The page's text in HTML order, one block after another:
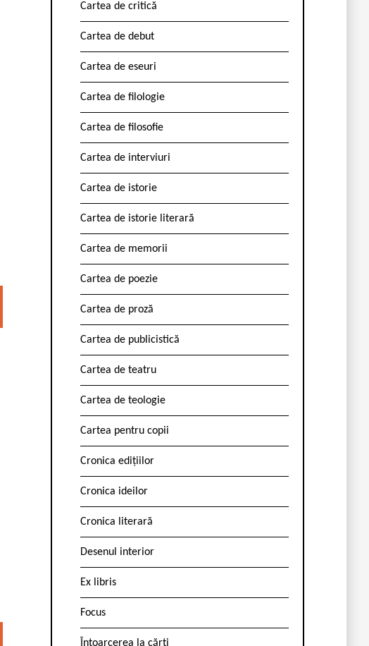
Cartea de critică
Cartea de debut
Cartea de eseuri
Cartea de filologie
Cartea de filosofie
Cartea de interviuri
Cartea de istorie
Cartea de istorie literară
Cartea de memorii
Cartea de poezie
Cartea de proză
Cartea de publicistică
Cartea de teatru
Cartea de teologie
Cartea pentru copii
Cronica edițiilor
Cronica ideilor
Cronica literară
Desenul interior
Ex libris
Focus
Întoarcerea la cărți